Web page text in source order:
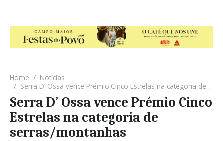
Home
Notícias
Serra D’ Ossa vence Prémio Cinco Estrelas na categoria de serras/montanhas
Serra D’ Ossa vence Prémio Cinco
Estrelas na categoria de
serras/montanhas